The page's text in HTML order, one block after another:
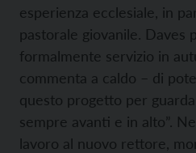
esperienza ecclesiale, in
pastorale giovanile. Daves
formalmente servizio in
commenta a caldo – di
questo progetto per
sempre avanti e in alto”.
lavoro al nuovo rettore,